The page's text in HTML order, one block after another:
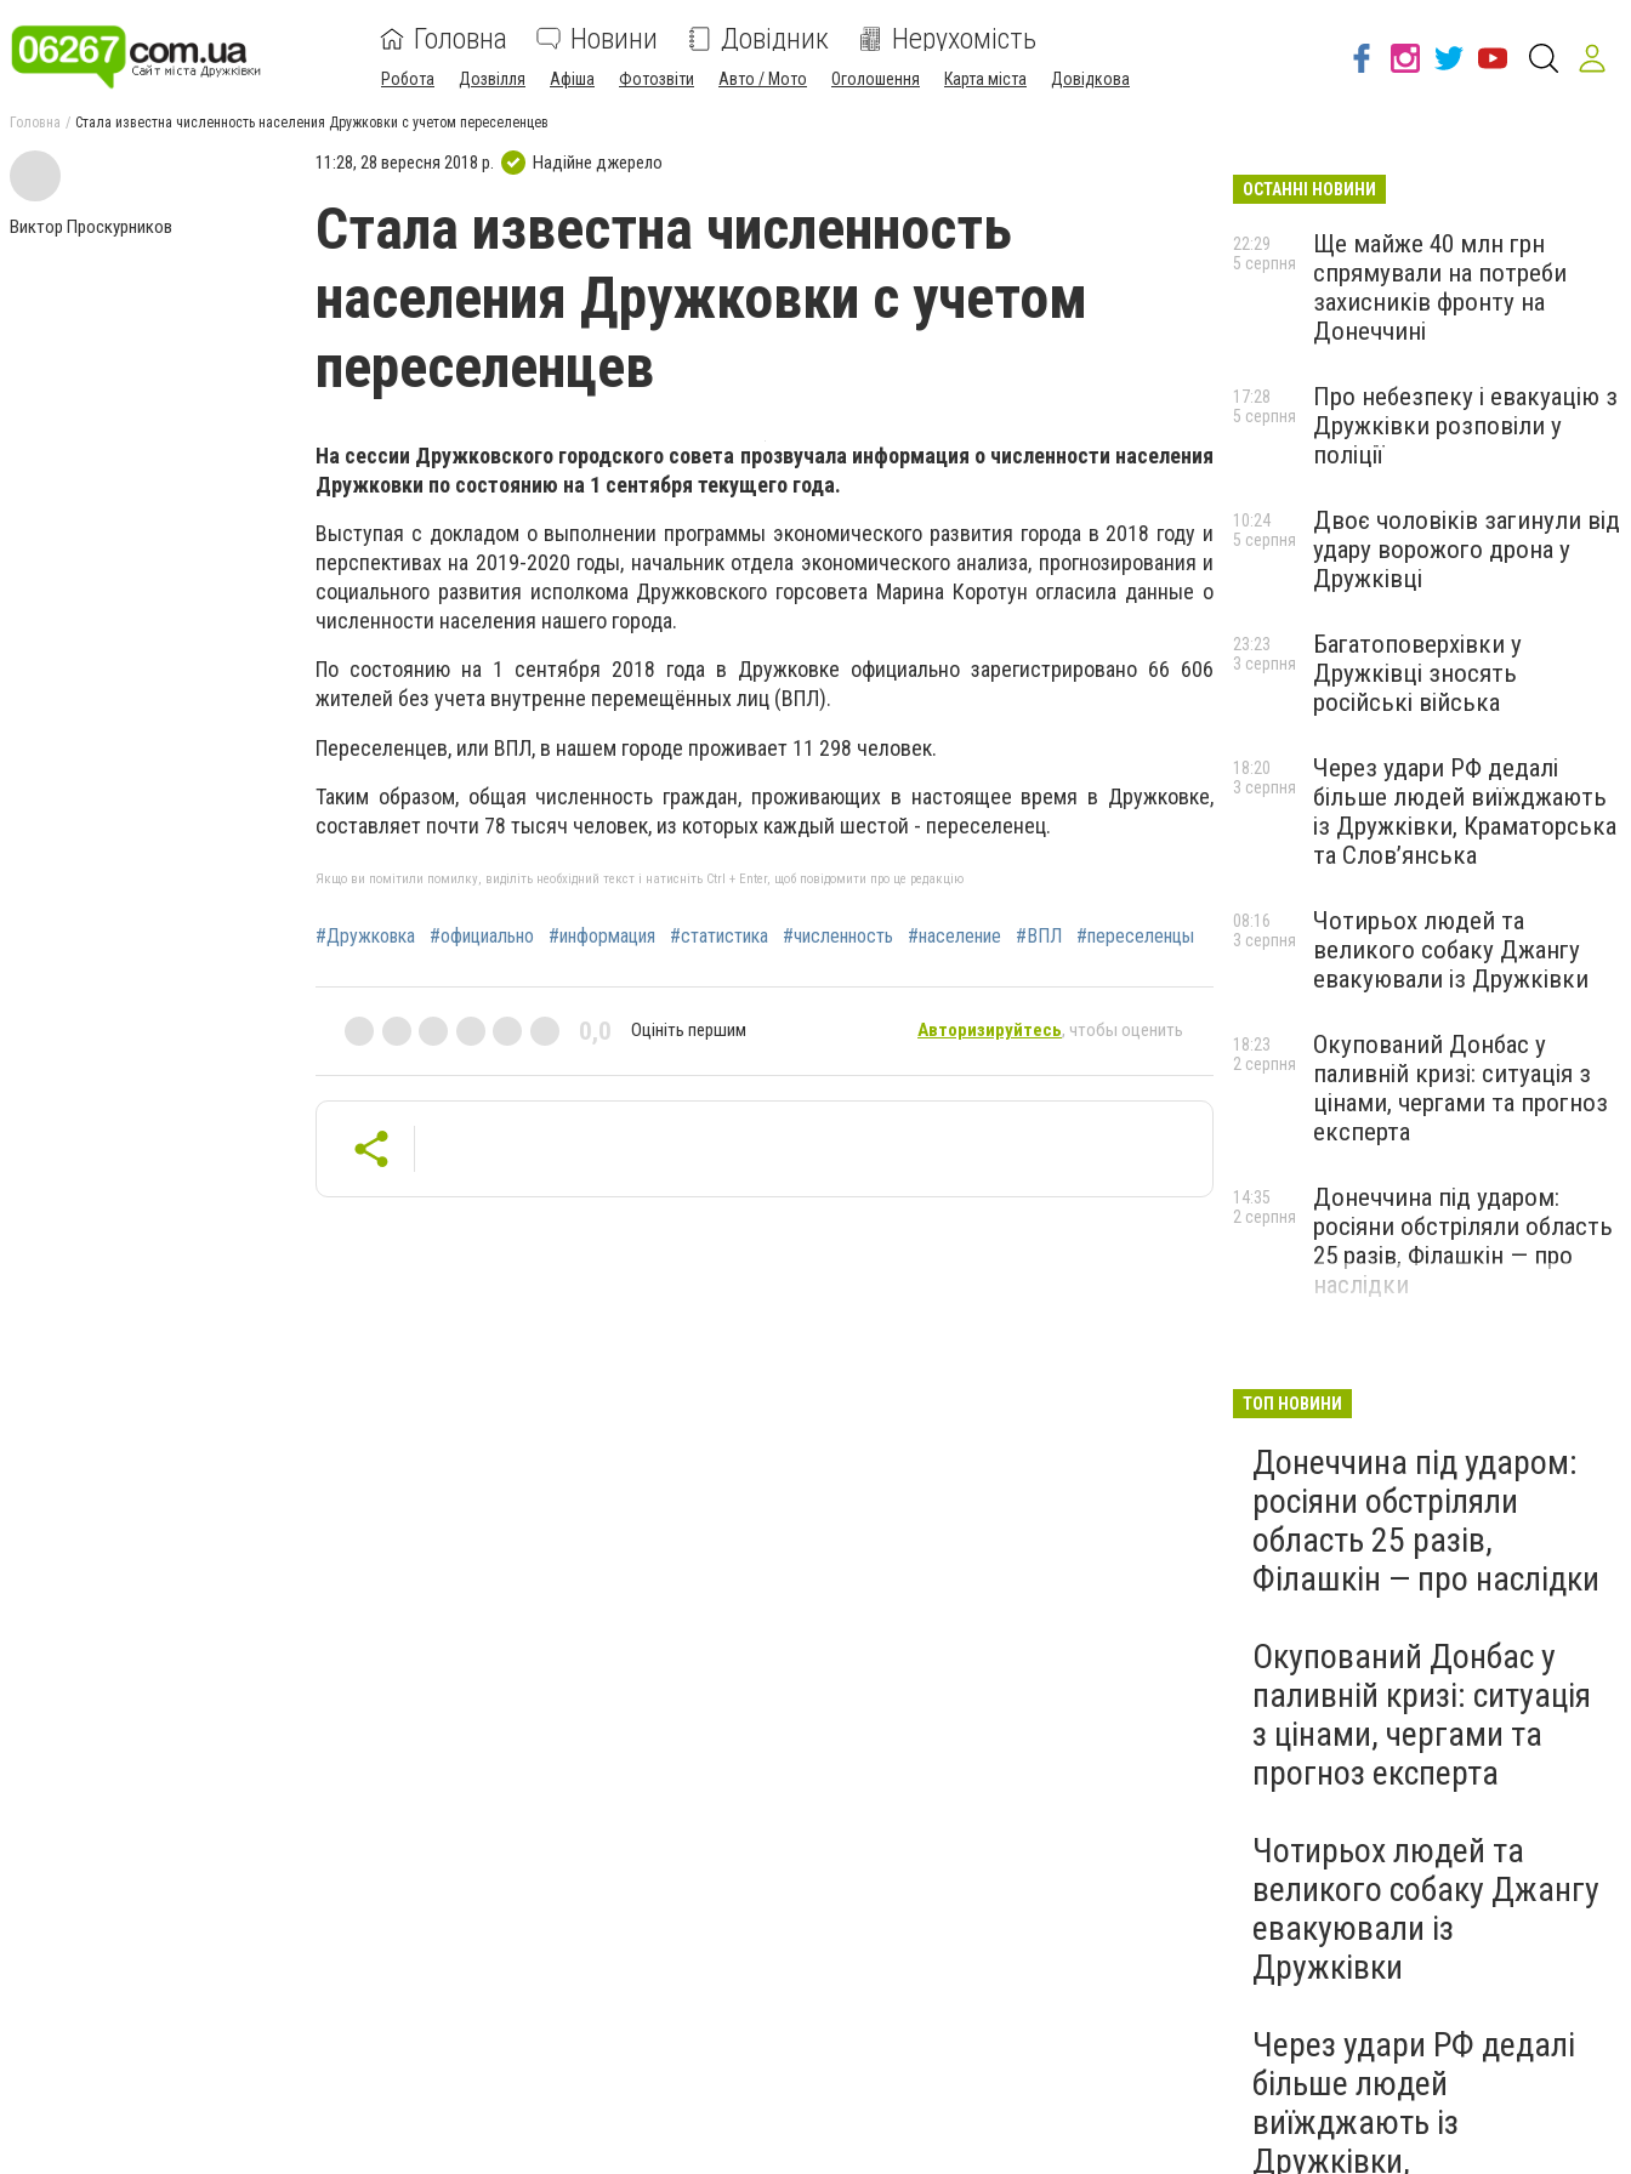
Головна Новини Довідник Нерухомість
Робота Дозвілля Афіша Фотозвіти Авто / Мото Оголошення Карта міста Довідкова
Головна Стала известна численность населения Дружковки с учетом переселенцев
Виктор Проскурников
11:28, 28 вересня 2018 р. Надійне джерело
Стала известна численность
населения Дружковки с учетом
переселенцев
На сессии Дружковского городского совета прозвучала информация о численности населения
Дружковки по состоянию на 1 сентября текущего года.
Выступая с докладом о выполнении программы экономического развития города в 2018 году и
перспективах на 2019-2020 годы, начальник отдела экономического анализа, прогнозирования и
социального развития исполкома Дружковского горсовета Марина Коротун огласила данные о
численности населения нашего города.
По состоянию на 1 сентября 2018 года в Дружковке официально зарегистрировано 66 606
жителей без учета внутренне перемещённых лиц (ВПЛ).
Переселенцев, или ВПЛ, в нашем городе проживает 11 298 человек.
Таким образом, общая численность граждан, проживающих в настоящее время в Дружковке,
составляет почти 78 тысяч человек, из которых каждый шестой - переселенец.
Якщо ви помітили помилку, виділіть необхідний текст і натисніть Ctrl + Enter, щоб повідомити про це редакцію
#Дружковка #официально #информация #статистика #численность #население #ВПЛ #переселенцы
0,0 Оцініть першим Авторизируйтесь, чтобы оценить
ОСТАННІ НОВИНИ
Ще майже 40 млн грн
спрямували на потреби
захисників фронту на
Донеччині
22:29
5 серпня
Про небезпеку і евакуацію з
Дружківки розповіли у
поліції
17:28
5 серпня
Двоє чоловіків загинули від
удару ворожого дрона у
Дружківці
10:24
5 серпня
Багатоповерхівки у
Дружківці зносять
російські війська
23:23
3 серпня
Через удари РФ дедалі
більше людей виїжджають
із Дружківки, Краматорська
та Слов’янська
18:20
3 серпня
Чотирьох людей та
великого собаку Джангу
евакуювали із Дружківки
08:16
3 серпня
Окупований Донбас у
паливній кризі: ситуація з
цінами, чергами та прогноз
експерта
18:23
2 серпня
Донеччина під ударом:
росіяни обстріляли область
25 разів, Філашкін — про
наслідки
14:35
2 серпня
ТОП НОВИНИ
Донеччина під ударом:
росіяни обстріляли
область 25 разів,
Філашкін — про наслідки
Окупований Донбас у
паливній кризі: ситуація
з цінами, чергами та
прогноз експерта
Чотирьох людей та
великого собаку Джангу
евакуювали із
Дружківки
Через удари РФ дедалі
більше людей
виїжджають із
Дружківки,